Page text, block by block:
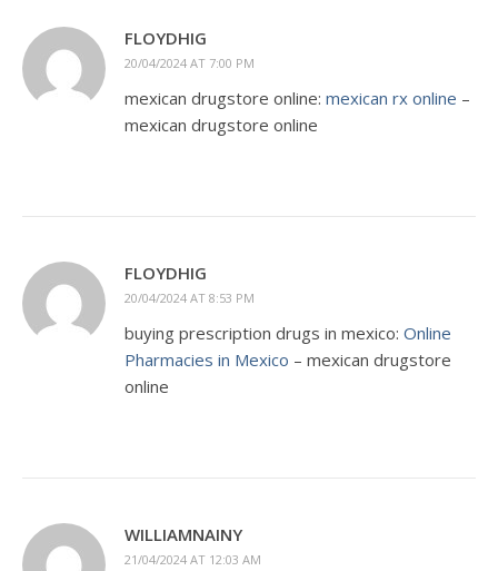
FLOYDHIG
20/04/2024 AT 7:00 PM
mexican drugstore online: mexican rx online –
mexican drugstore online
FLOYDHIG
20/04/2024 AT 8:53 PM
buying prescription drugs in mexico: Online
Pharmacies in Mexico – mexican drugstore
online
WILLIAMNAINY
21/04/2024 AT 12:03 AM